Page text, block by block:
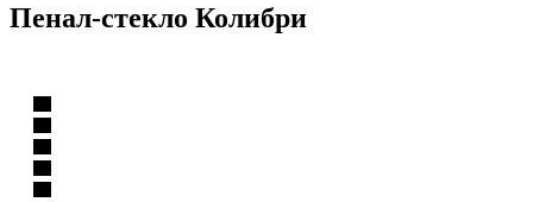
Пенал-стекло Колибри